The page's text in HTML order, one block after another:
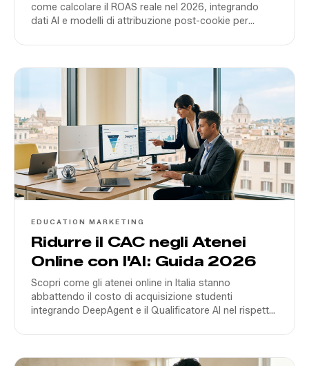
come calcolare il ROAS reale nel 2026, integrando
dati AI e modelli di attribuzione post-cookie per
EDUCATION MARKETING
Ridurre il CAC negli Atenei
Online con l'AI: Guida 2026
Scopri come gli atenei online in Italia stanno
abbattendo il costo di acquisizione studenti
integrando DeepAgent e il Qualificatore AI nel rispetto